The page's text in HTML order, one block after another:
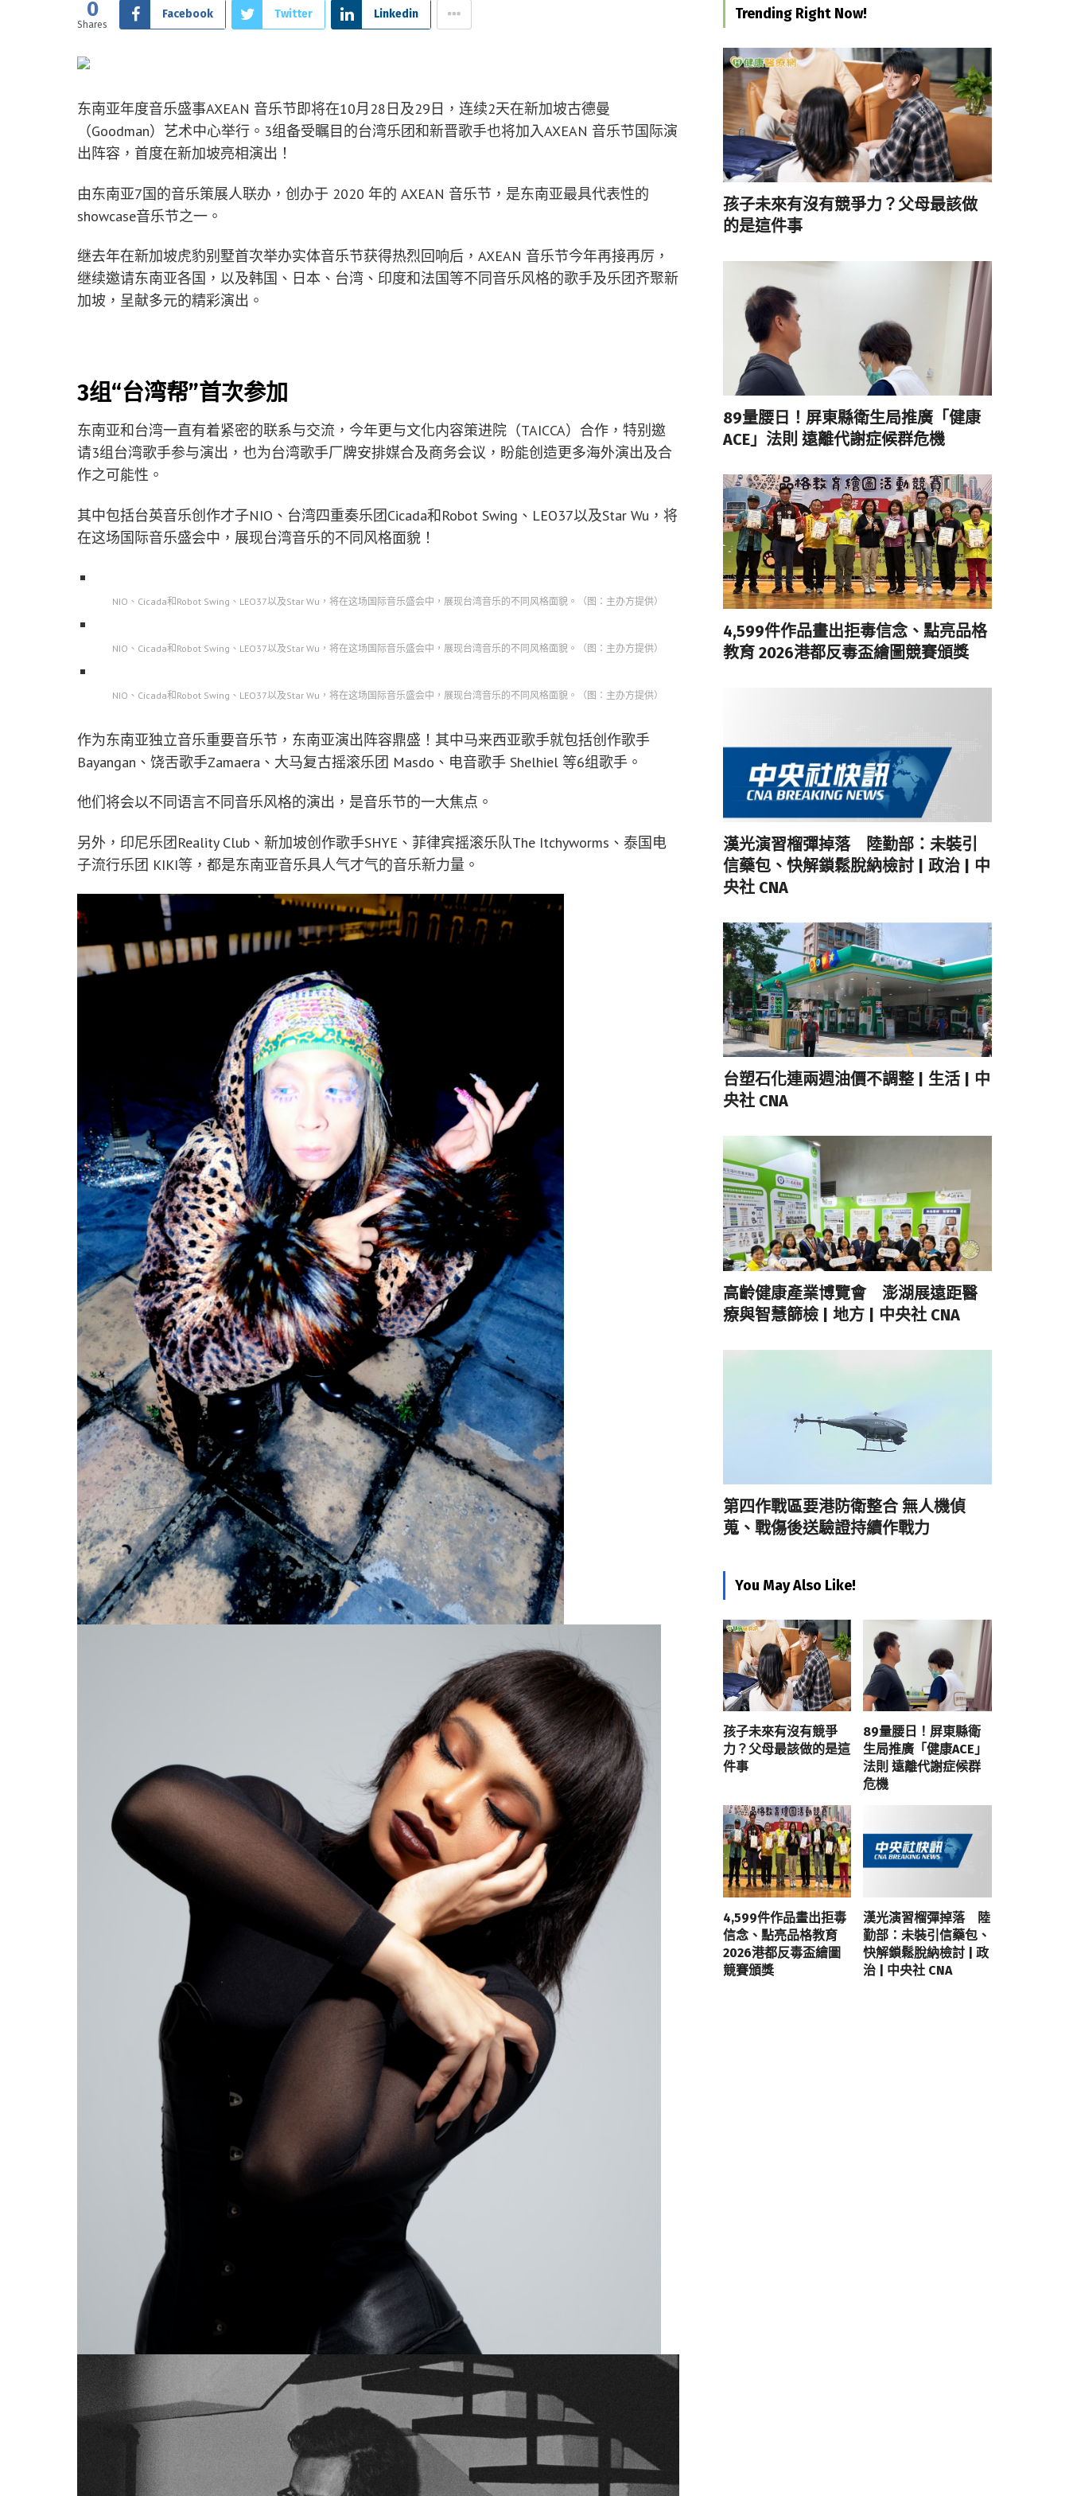
0
Shares
Facebook Twitter Linkedin
东南亚年度音乐盛事AXEAN 音乐节即将在10月28日及29日，连续2天在新加坡古德曼
（Goodman）艺术中心举行。3组备受瞩目的台湾乐团和新晋歌手也将加入AXEAN 音乐节国际演
出阵容，首度在新加坡亮相演出！
由东南亚7国的音乐策展人联办，创办于 2020 年的 AXEAN 音乐节，是东南亚最具代表性的
showcase音乐节之一。
继去年在新加坡虎豹别墅首次举办实体音乐节获得热烈回响后，AXEAN 音乐节今年再接再厉，
继续邀请东南亚各国，以及韩国、日本、台湾、印度和法国等不同音乐风格的歌手及乐团齐聚新
加坡，呈献多元的精彩演出。
3组“台湾帮”首次参加
东南亚和台湾一直有着紧密的联系与交流，今年更与文化内容策进院（TAICCA）合作，特别邀
请3组台湾歌手参与演出，也为台湾歌手厂牌安排媒合及商务会议，盼能创造更多海外演出及合
作之可能性。
其中包括台英音乐创作才子NIO、台湾四重奏乐团Cicada和Robot Swing、LEO37以及Star Wu，将
在这场国际音乐盛会中，展现台湾音乐的不同风格面貌！
NIO、Cicada和Robot Swing、LEO37以及Star Wu，将在这场国际音乐盛会中，展现台湾音乐的不同风格面貌。（图：主办方提供）
NIO、Cicada和Robot Swing、LEO37以及Star Wu，将在这场国际音乐盛会中，展现台湾音乐的不同风格面貌。（图：主办方提供）
NIO、Cicada和Robot Swing、LEO37以及Star Wu，将在这场国际音乐盛会中，展现台湾音乐的不同风格面貌。（图：主办方提供）
作为东南亚独立音乐重要音乐节，东南亚演出阵容鼎盛！其中马来西亚歌手就包括创作歌手
Bayangan、饶舌歌手Zamaera、大马复古摇滚乐团 Masdo、电音歌手 Shelhiel 等6组歌手。
他们将会以不同语言不同音乐风格的演出，是音乐节的一大焦点。
另外，印尼乐团Reality Club、新加坡创作歌手SHYE、菲律宾摇滚乐队The Itchyworms、泰国电
子流行乐团 KIKI等，都是东南亚音乐具人气才气的音乐新力量。
Trending Right Now!
孩子未來有沒有競爭力？父母最該做
的是這件事
89量腰日！屏東縣衛生局推廣「健康
ACE」法則 遠離代謝症候群危機
4,599件作品畫出拒毒信念、點亮品格
教育 2026港都反毒盃繪圖競賽頒獎
漢光演習榴彈掉落 陸勤部：未裝引
信藥包、快解鎖鬆脫納檢討 | 政治 | 中
央社 CNA
台塑石化連兩週油價不調整 | 生活 | 中
央社 CNA
高齡健康產業博覽會 澎湖展遠距醫
療與智慧篩檢 | 地方 | 中央社 CNA
第四作戰區要港防衛整合 無人機偵
蒐、戰傷後送驗證持續作戰力
You May Also Like!
孩子未來有沒有競爭
力？父母最該做的是這
件事
89量腰日！屏東縣衛
生局推廣「健康ACE」
法則 遠離代謝症候群
危機
4,599件作品畫出拒毒
信念、點亮品格教育
2026港都反毒盃繪圖
競賽頒獎
漢光演習榴彈掉落 陸
勤部：未裝引信藥包、
快解鎖鬆脫納檢討 | 政
治 | 中央社 CNA